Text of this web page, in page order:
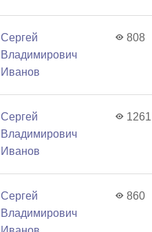
Сергей
Владимирович
Иванов
808
Сергей
Владимирович
Иванов
1261
Сергей
Владимирович
860